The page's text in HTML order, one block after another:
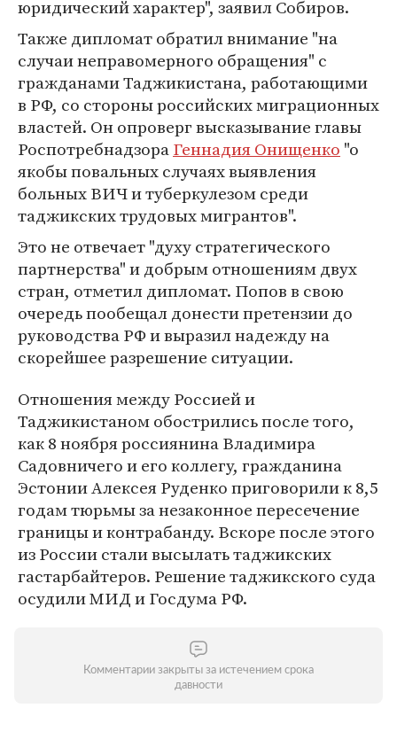
юридический характер", заявил Собиров.
Также дипломат обратил внимание "на
случаи неправомерного обращения" с
гражданами Таджикистана, работающими
в РФ, со стороны российских миграционных
властей. Он опроверг высказывание главы
РоспотребнадзораГеннадия Онищенко "о
якобы повальных случаях выявления
больных ВИЧ и туберкулезом среди
таджикских трудовых мигрантов".
Это не отвечает "духу стратегического
партнерства" и добрым отношениям двух
стран, отметил дипломат. Попов в свою
очередь пообещал донести претензии до
руководства РФ и выразил надежду на
скорейшее разрешение ситуации.
Отношения между Россией и
Таджикистаном обострились после того,
как 8 ноября россиянина Владимира
Садовничего и его коллегу, гражданина
Эстонии Алексея Руденко приговорили к 8,5
годам тюрьмы за незаконное пересечение
границы и контрабанду. Вскоре после этого
из России стали высылать таджикских
гастарбайтеров. Решение таджикского суда
осудили МИД и Госдума РФ.
Комментарии закрыты за истечением срока
давности